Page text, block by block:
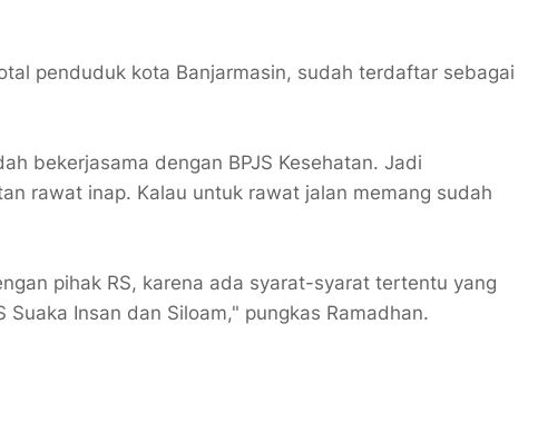
penduduk kota Banjarmasin, sudah terdaftar sebagai
bekerjasama dengan BPJS Kesehatan. Jadi
rawat inap. Kalau untuk rawat jalan memang sudah
pihak RS, karena ada syarat-syarat tertentu yang
Insan dan Siloam," pungkas Ramadhan.